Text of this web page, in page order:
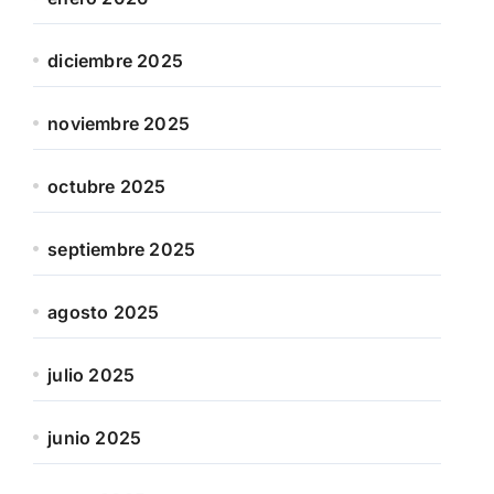
diciembre 2025
noviembre 2025
octubre 2025
septiembre 2025
agosto 2025
julio 2025
junio 2025